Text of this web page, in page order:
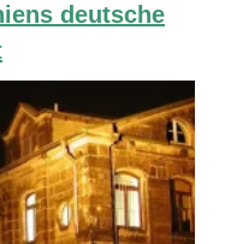
deutsche